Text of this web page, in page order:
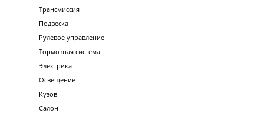
Трансмиссия
Подвеска
Рулевое управление
Тормозная система
Электрика
Освещение
Кузов
Салон